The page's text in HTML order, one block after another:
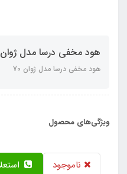
هود مخفی درسا مدل ژوان 70
هود مخفی درسا مدل ژوان 70
ویژگی‌های محصول
ناموجود